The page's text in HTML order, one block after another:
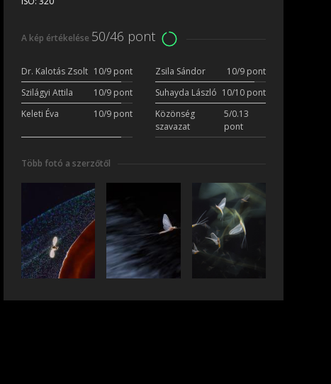
A kép értékelése 50/46 pont
Dr. Kalotás Zsolt 10/9 pont Zsila Sándor
10/9 pont
Szilágyi Attila
10/9 pont Suhayda László 10/10 pont
Keleti Éva
10/9 pont
Közönség
szavazat
5/0.13
pont
Több fotó a szerzőtől